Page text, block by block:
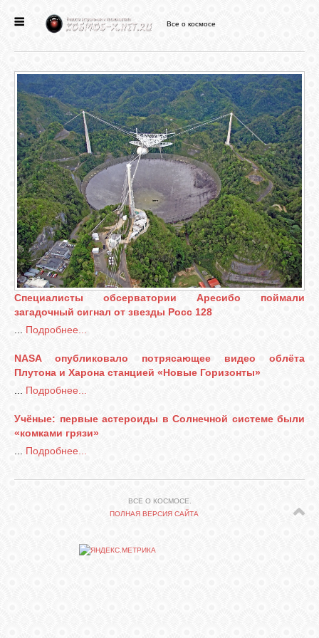
НОВОСТИ
ФОРУМ
СТАТЬИ
ФАЙЛЫ
ВИДЕО
RSS
Все о космосе
Специалисты обсерватории Аресибо поймали
загадочный сигнал от звезды Росс 128
Подробнее...
NASA опубликовало потрясающее видео облёта
Плутона и Харона станцией «Новые Горизонты»
Подробнее...
Учёные: первые астероиды в Солнечной системе были
«комками грязи»
Подробнее...
ВСЕ О КОСМОСЕ.
ПОЛНАЯ ВЕРСИЯ САЙТА